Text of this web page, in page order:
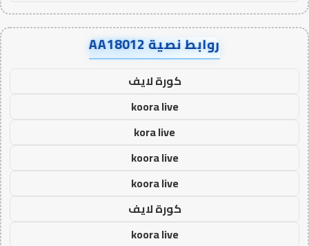
روابط نصية AA18012
كورة لايف
koora live
kora live
koora live
koora live
كورة لايف
koora live